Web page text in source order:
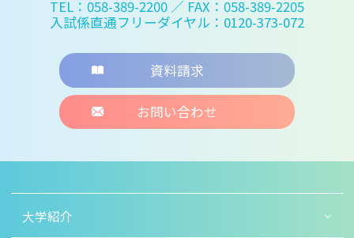
TEL：058-389-2200 ／ FAX：058-389-2205
入試係直通フリーダイヤル：0120-373-072
資料請求
お問い合わせ
大学紹介